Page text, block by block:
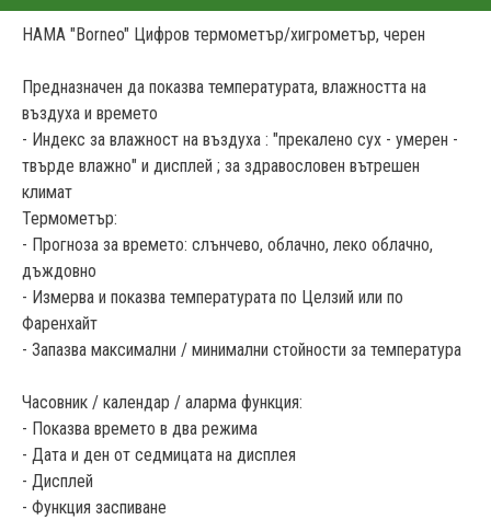
HAMA "Borneo" Цифров термометър/хигрометър, черен
Предназначен да показва температурата, влажността на
въздуха и времето
- Индекс за влажност на въздуха : "прекалено сух - умерен -
твърде влажно" и дисплей ; за здравословен вътрешен
климат
Термометър:
- Прогноза за времето: слънчево, облачно, леко облачно,
дъждовно
- Измерва и показва температурата по Целзий или по
Фаренхайт
- Запазва максимални / минимални стойности за температура
Часовник / календар / аларма функция:
- Показва времето в два режима
- Дата и ден от седмицата на дисплея
- Дисплей
- Функция заспиване